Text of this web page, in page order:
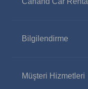
Bilgilendirme
Müşteri Hizmetleri